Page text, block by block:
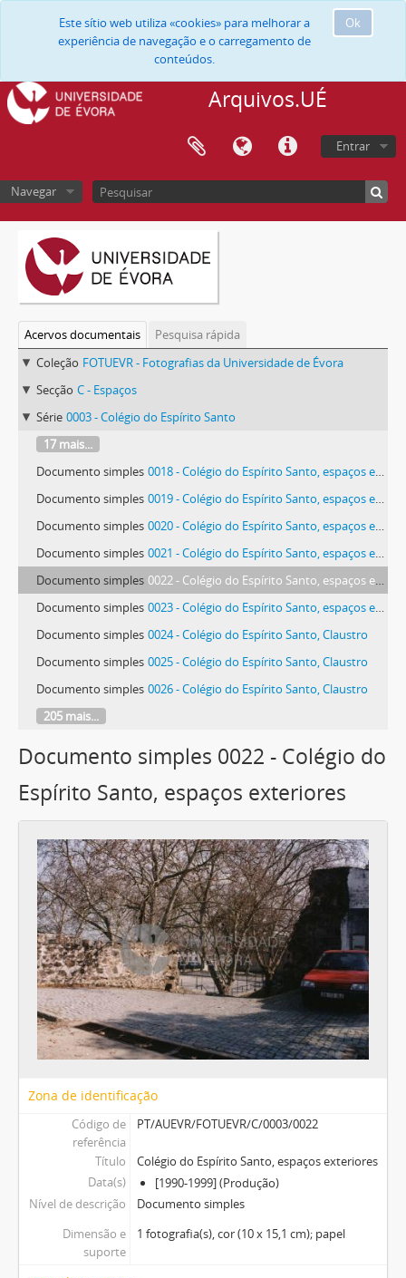
Ok
Este sítio web utiliza «cookies» para melhorar a
experiência de navegação e o carregamento de
conteúdos.
Arquivos.UÉ
Entrar
Navegar
Acervos documentais
Pesquisa rápida
Coleção FOTUEVR - Fotografias da Universidade de Évora
Secção C - Espaços
Série 0003 - Colégio do Espírito Santo
17 mais...
Documento simples 0018 - Colégio do Espírito Santo, espaços exteriores
Documento simples 0019 - Colégio do Espírito Santo, espaços exteriores
Documento simples 0020 - Colégio do Espírito Santo, espaços exteriores
Documento simples 0021 - Colégio do Espírito Santo, espaços exteriores
Documento simples 0022 - Colégio do Espírito Santo, espaços exteriores
Documento simples 0023 - Colégio do Espírito Santo, espaços exteriores
Documento simples 0024 - Colégio do Espírito Santo, Claustro
Documento simples 0025 - Colégio do Espírito Santo, Claustro
Documento simples 0026 - Colégio do Espírito Santo, Claustro
205 mais...
Documento simples 0022 - Colégio do
Espírito Santo, espaços exteriores
Zona de identificação
Código de
referência
PT/AUEVR/FOTUEVR/C/0003/0022
Título
Colégio do Espírito Santo, espaços exteriores
Data(s)
[1990-1999] (Produção)
Nível de descrição
Documento simples
Dimensão e
suporte
1 fotografia(s), cor (10 x 15,1 cm); papel